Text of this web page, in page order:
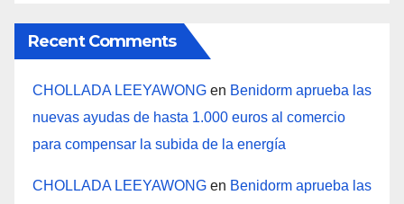
Recent Comments
CHOLLADA LEEYAWONG en Benidorm aprueba las
nuevas ayudas de hasta 1.000 euros al comercio
para compensar la subida de la energía
CHOLLADA LEEYAWONG en Benidorm aprueba las